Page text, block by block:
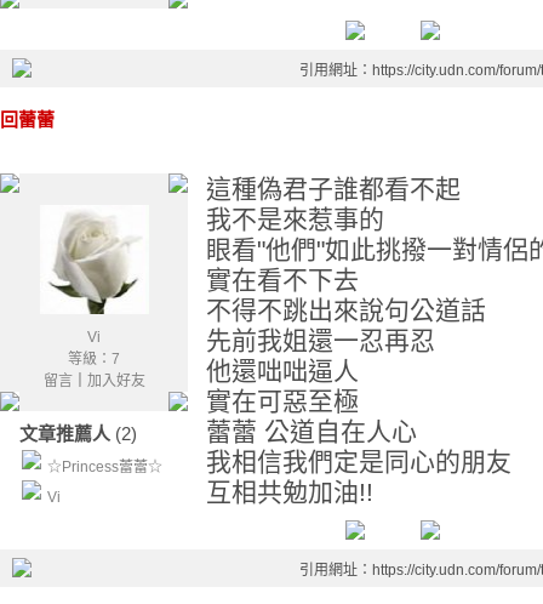
引用網址：https://city.udn.com/
回蕾蕾
Vi
等級：7
留言｜ 加入好友
文章推薦人 (2)
☆Princess蕾蕾☆
Vi
這種偽君子誰都看不起
我不是來惹事的
眼看"他們"如此挑撥一對情侶
實在看不下去
不得不跳出來說句公道話
先前我姐還一忍再忍
他還咄咄逼人
實在可惡至極
蕾蕾 公道自在人心
我相信我們定是同心的朋友
互相共勉加油!!
引用網址：https://city.udn.com/